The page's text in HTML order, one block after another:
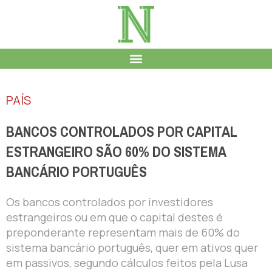
PAÍS
BANCOS CONTROLADOS POR CAPITAL
ESTRANGEIRO SÃO 60% DO SISTEMA
BANCÁRIO PORTUGUÊS
Os bancos controlados por investidores
estrangeiros ou em que o capital destes é
preponderante representam mais de 60% do
sistema bancário português, quer em ativos quer
em passivos, segundo cálculos feitos pela Lusa